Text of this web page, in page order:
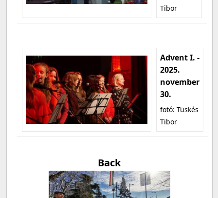
Tibor
Advent I. -
2025.
november
30.
fotó: Tüskés
Tibor
Back